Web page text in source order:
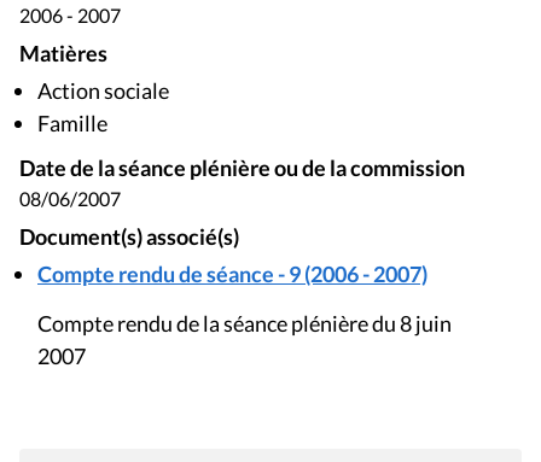
2006 - 2007
Matières
Action sociale
Famille
Date de la séance plénière ou de la commission
08/06/2007
Document(s) associé(s)
Compte rendu de séance - 9 (2006 - 2007)
Compte rendu de la séance plénière du 8 juin
2007